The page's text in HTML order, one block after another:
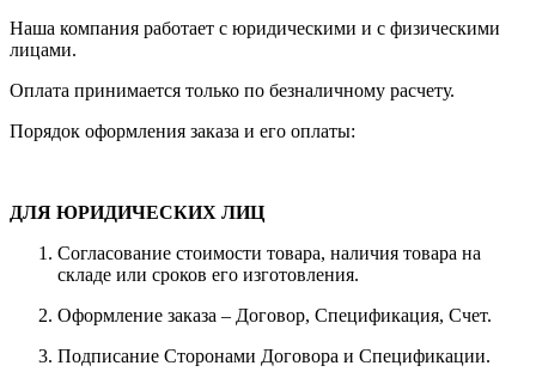
Наша компания работает с юридическими и с физическими
лицами.
Оплата принимается только по безналичному расчету.
Порядок оформления заказа и его оплаты:
ДЛЯ ЮРИДИЧЕСКИХ ЛИЦ
Согласование стоимости товара, наличия товара на
складе или сроков его изготовления.
Оформление заказа – Договор, Спецификация, Счет.
Подписание Сторонами Договора и Спецификации.